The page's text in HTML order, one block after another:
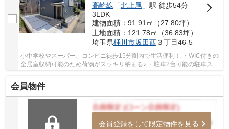
高崎線 「北上尾 」駅 徒歩54分
3LDK
建物面積：91.91㎡（27.80坪）
土地面積：121.78㎡（36.83坪）
埼玉県桶川市坂田西３丁目46-5
小中学校やスーパー、コンビニ徒歩15分圏内で生活便利！ ・WIC付きの
全居室収納可能のため荷物がスッキリ納まる♪ ・駐車2台可能の駐車スペ
ース！ 経験豊富なキャリアのあるスタッフ...
会員物件
会員登録をして限定物件を見る